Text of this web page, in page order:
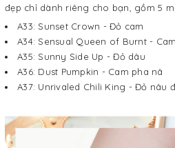
đẹp chỉ dành riêng cho bạn, gồm 5
A33: Sunset Crown - Đỏ cam
A34: Sensual Queen of Burnt -
A35: Sunny Side Up - Đỏ dâu
A36: Dust Pumpkin - Cam pha nâ
A37: Unrivaled Chili King - Đỏ nâu